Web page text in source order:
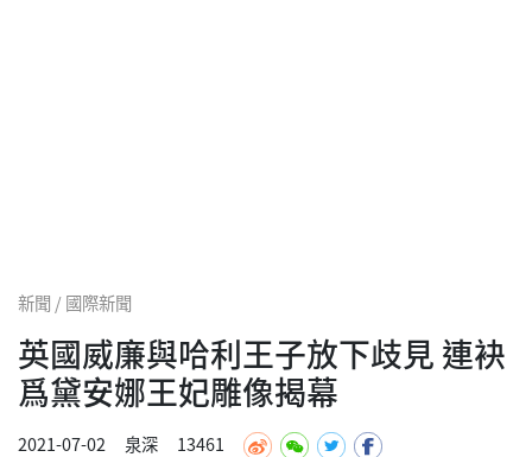
新聞 / 國際新聞
英國威廉與哈利王子放下歧見 連袂
爲黛安娜王妃雕像揭幕
2021-07-02 泉深 13461